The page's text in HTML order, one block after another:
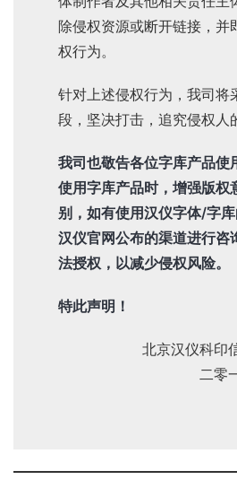
除侵权资源或断开链接，并
权行为。
针对上述侵权行为，我司将
段，坚决打击，追究侵权人
我司也敬告各位字库产品使
使用字库产品时，增强版权
别，如有使用汉仪字体/字
汉仪官网公布的渠道进行咨
法授权，以减少侵权风险。
特此声明！
北京汉仪科印
二零